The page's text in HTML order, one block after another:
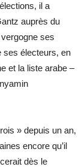
il a
auprès du
ses
ses électeurs, en
et la liste arabe –
» depuis un an,
encore qu’il
dès le